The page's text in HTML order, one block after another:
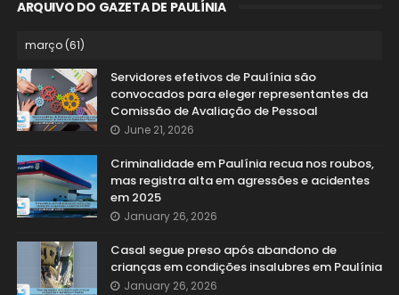
ARQUIVO DO GAZETA DE PAULÍNIA
Servidores efetivos de Paulínia são
convocados para eleger representantes da
Comissão de Avaliação de Pessoal
June 21, 2026
Criminalidade em Paulínia recua nos roubos,
mas registra alta em agressões e acidentes
em 2025
January 26, 2026
Casal segue preso após abandono de
crianças em condições insalubres em Paulínia
January 26, 2026